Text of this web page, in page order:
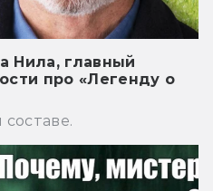
Нила, главный
про «Легенду о